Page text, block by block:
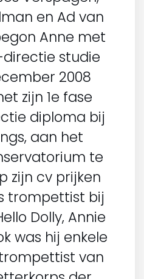
en Ad van
Anne met
studie
2008
zijn 1e fase
diploma bij
aan het
te
zijn cv prijken
trompettist bij
Dolly, Annie
was hij enkele
van